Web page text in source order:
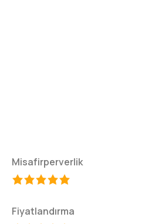
Misafirperverlik
Fiyatlandırma